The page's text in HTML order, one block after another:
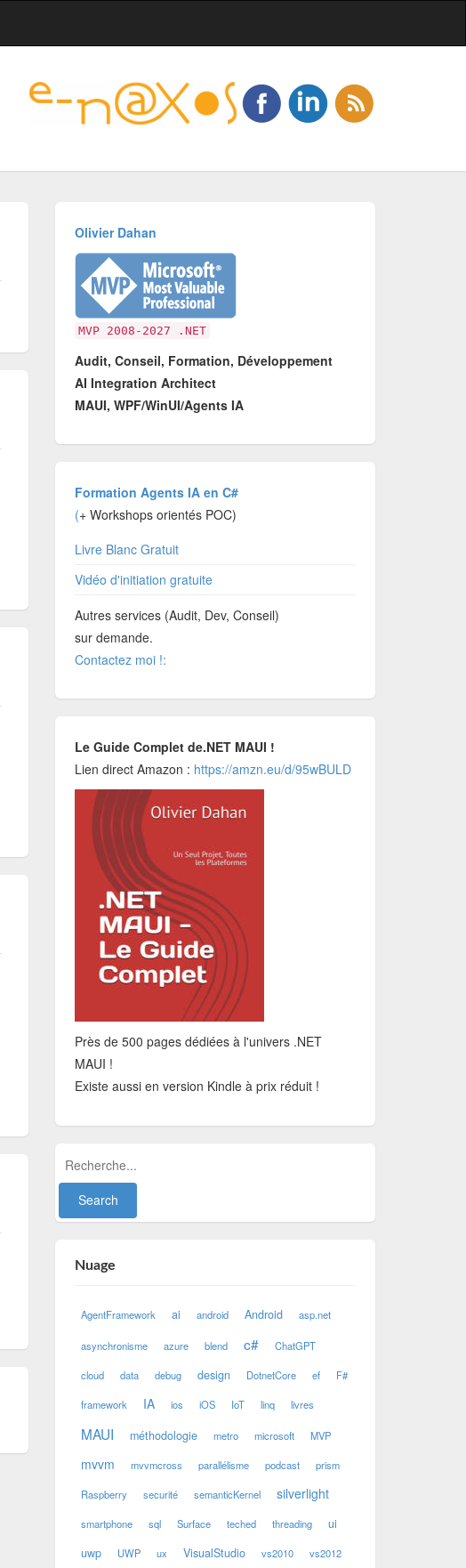
Olivier Dahan
MVP 2008-2027 .NET
Audit, Conseil, Formation, Développement
AI Integration Architect
MAUI, WPF/WinUI/Agents IA
Formation Agents IA en C#
(+ Workshops orientés POC)
Livre Blanc Gratuit
Vidéo d'initiation gratuite
Autres services (Audit, Dev, Conseil)
sur demande.
Contactez moi !:
Le Guide Complet de.NET MAUI !
Lien direct Amazon : https://amzn.eu/d/95wBULD
Près de 500 pages dédiées à l'univers .NET
MAUI !
Existe aussi en version Kindle à prix réduit !
Nuage
AgentFramework ai android Android asp.net
asynchronisme azure blend c# ChatGPT
cloud data debug design DotnetCore ef F#
framework IA ios iOS IoT linq livres
MAUI méthodologie metro microsoft MVP
mvvm mvvmcross parallélisme podcast prism
Raspberry securité semanticKernel silverlight
smartphone sql Surface teched threading
ui
uwp
UWP ux VisualStudio vs2010 vs2012